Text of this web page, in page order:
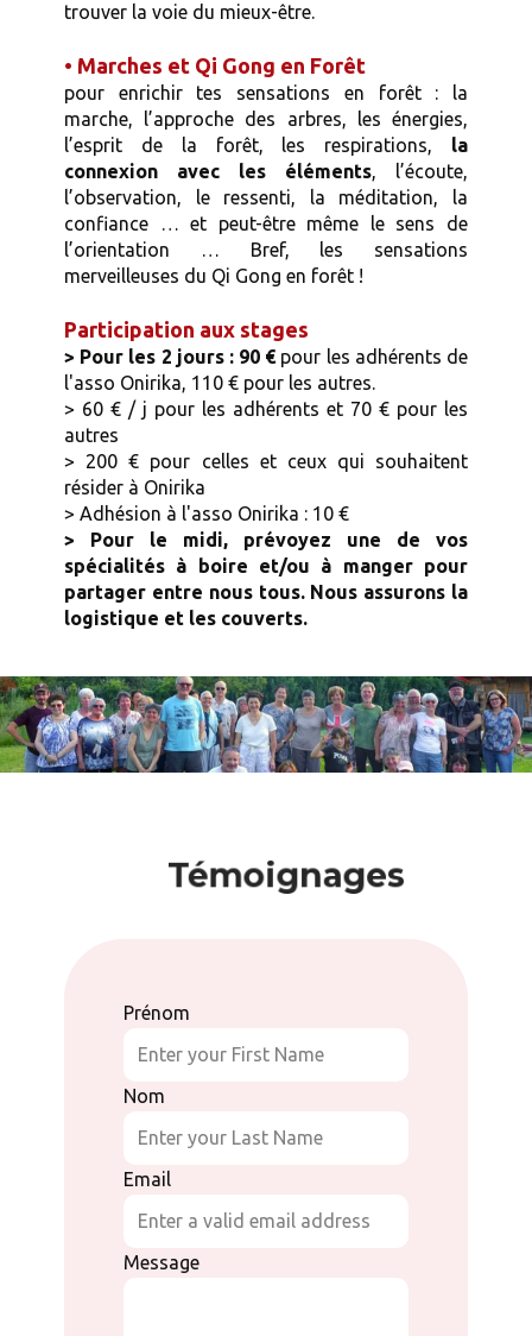
trouver la voie du mieux-être.
• Marches et Qi Gong en Forêt
pour enrichir tes sensations en forêt : la
marche, l’approche des arbres, les énergies,
l’esprit de la forêt, les respirations, la
connexion avec les éléments, l’écoute,
l’observation, le ressenti, la méditation, la
confiance … et peut-être même le sens de
l’orientation … Bref, les sensations
merveilleuses du Qi Gong en forêt !
Participation aux stages
> Pour les 2 jours : 90 €pour les adhérents de
l'asso Onirika, 110 € pour les autres.
> 60 € / j pour les adhérents et 70 € pour les
autres
> 200 € pour celles et ceux qui souhaitent
résider à Onirika
> Adhésion à l'asso Onirika : 10 €
> Pour le midi, prévoyez une de vos
spécialités à boire et/ou à manger pour
partager entre nous tous. Nous assurons la
logistique et les couverts.
Témoignages
Prénom
Nom
Email
Message